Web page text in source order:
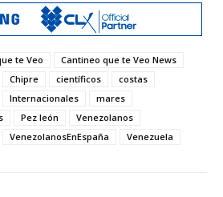
te Veo
Cantineo que te Veo News
Chipre científicos
costas
Internacionales
mares
Pez león
Venezolanos
VenezolanosEnEspaña Venezuela